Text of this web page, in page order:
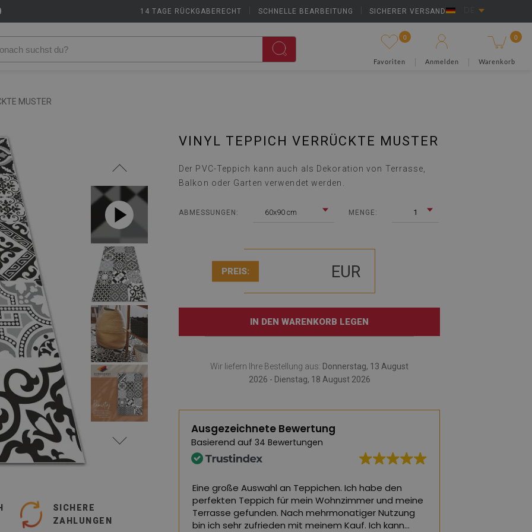
14 TAGE RÜCKGABERECHT SCHNELLE BEARBEITUNG SICHERER VERSAND
0
Favoriten Anmelden
0
Warenkorb
MUSTER
SICHERE
ZAHLUNGEN
VINYL TEPPICH VERRÜCKTE MUSTER
Der PVC-Teppich kann auch als Dekoration von Terrasse,
Balkon oder Garten verwendet werden.
ABMESSUNGEN: 60x90 cm MENGE: 1
PREIS: EUR
IN DEN WARENKORB LEGEN
Wir liefern Ihre Bestellung aus: Donnerstag, 13 August
2026 - Dienstag, 18 August 2026
Ausgezeichnete Bewertung
Basierend auf 34 Bewertungen
siehe Original)
Eine große Auswahl an Teppichen. Ich habe den
perfekten Teppich für mein Wohnzimmer und meine
Terrasse gefunden. Nach mehrmonatiger Nutzung
bin ich sehr zufrieden mit meinem Kauf. Ich kann